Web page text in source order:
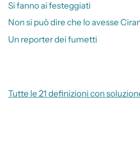
Si fanno ai festeggiati
Non si può dire che lo avesse
Un reporter dei fumetti
Tutte le 21 definizioni con